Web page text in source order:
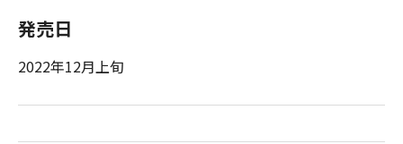
発売日
2022年12月上旬